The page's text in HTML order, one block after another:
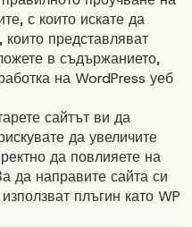
с които искате да
представляват
в съдържанието,
на WordPress уеб
сайтът ви да
да увеличите
да повлияете на
да направите сайта си
плъгин като WP